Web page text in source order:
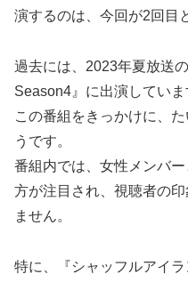
演するのは、今回が2回目
過去には、2023年夏放送
Season4』に出演していま
この番組をきっかけに、
うです。
番組内では、女性メンバ
方が注目され、視聴者の
ません。
特に、『シャッフルアイ